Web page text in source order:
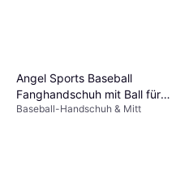
Angel Sports Baseball
Fanghandschuh mit Ball für
Kinder
Baseball-Handschuh & Mitt